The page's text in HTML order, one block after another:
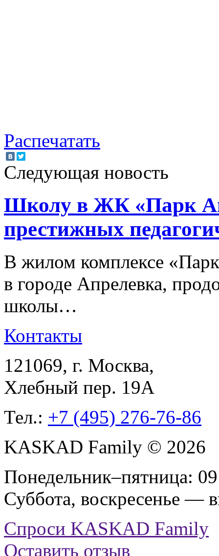
Распечатать
Следующая новость
Школу в ЖК «Парк
престижных
В жилом комплексе
в городе Апрелевка,
школы…
Контакты
121069, г. Москва,
Хлебный пер. 19А
Тел.: +7 (495) 276-76-86
KASKAD Family © 2026
Понедельник–пятница:
Суббота, воскресенье —
Спроси KASKAD Family
Оставить отзыв